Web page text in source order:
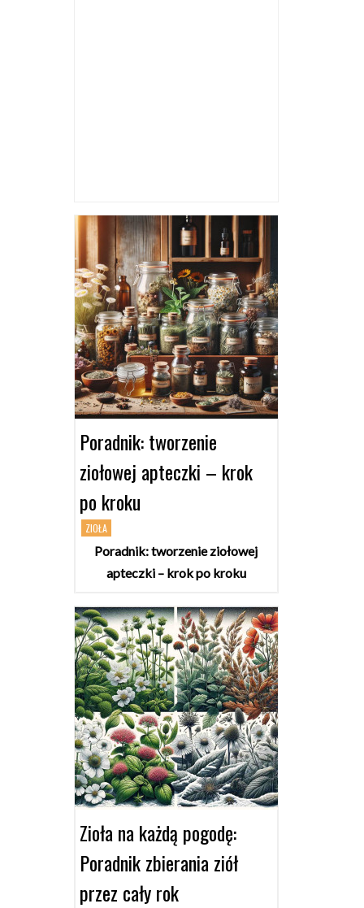
Poradnik: tworzenie
ziołowej apteczki – krok
po kroku
ZIOŁA
Poradnik: tworzenie ziołowej
apteczki – krok po kroku
Zioła na każdą pogodę:
Poradnik zbierania ziół
przez cały rok